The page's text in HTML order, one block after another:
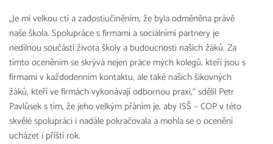
„Je mi velkou ctí a zadostiučiněním, že byla odměněna právě
naše škola. Spolupráce s firmami a sociálními partnery je
nedílnou součástí života školy a budoucnosti našich žáků. Za
tímto oceněním se skrývá nejen práce mých kolegů, kteří jsou s
firmami v každodenním kontaktu, ale také našich šikovných
žáků, kteří ve firmách vykonávají odbornou praxi,“ sdělil Petr
Pavlůsek s tím, že jeho velkým přáním je, aby ISŠ – COP v této
skvělé spolupráci i nadále pokračovala a mohla se o ocenění
ucházet i příští rok.